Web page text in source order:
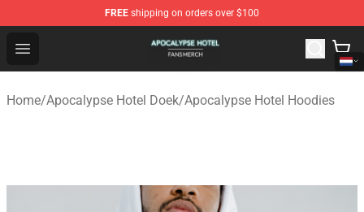
FREE shipping on orders over $100
Open menu
Apocalypse Hotel Shop - Official Apocalypse Hotel
Home/Apocalypse Hotel Doek/Apocalypse Hotel Hoodies